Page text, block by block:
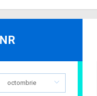
octombrie